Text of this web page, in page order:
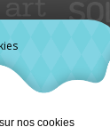
nos cookies